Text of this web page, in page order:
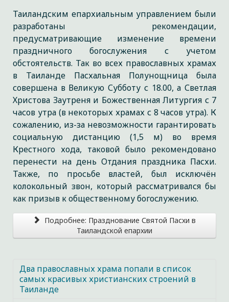
Таиландским епархиальным управлением были
разработаны рекомендации,
предусматривающие изменение времени
праздничного богослужения с учетом
обстоятельств. Так во всех православных храмах
в Таиланде Пасхальная Полунощница была
совершена в Великую Субботу с 18.00, а Светлая
Христова Заутреня и Божественная Литургия с 7
часов утра (в некоторых храмах с 8 часов утра). К
сожалению, из-за невозможности гарантировать
социальную дистанцию (1,5 м) во время
Крестного хода, таковой было рекомендовано
перенести на день Отдания праздника Пасхи.
Также, по просьбе властей, был исключён
колокольный звон, который рассматривался бы
как призыв к общественному богослужению.
Подробнее: Празднование Святой Пасхи в
Таиландской епархии
Два православных храма попали в список
самых красивых христианских строений в
Таиланде